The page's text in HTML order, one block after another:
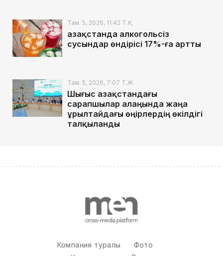
Там. 5, 2026, 11:42 Т.Қ.
Қазақстанда алкогольсіз
сусындар өндірісі 17%-ға артты
Там. 5, 2026, 7:07 Т.Ж.
Шығыс Қазақстандағы
сарапшылар алаңында жаңа
Құрылтайдағы өңірлердің өкілдігі
талқыланды
Компания туралы
Фото